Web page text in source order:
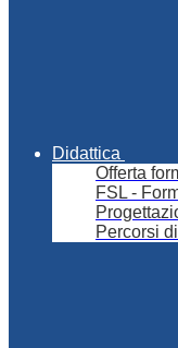
Didattica
Offerta
FSL -
Percorsi